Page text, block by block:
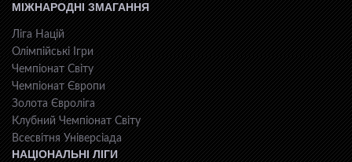
МІЖНАРОДНІ ЗМАГАННЯ
Ліга Націй
Олімпійські Ігри
Чемпіонат Світу
Чемпіонат Європи
Золота Євроліга
Клубний Чемпіонат Світу
Всесвiтня Унiверсiaда
НАЦІОНАЛЬНІ ЛІГИ